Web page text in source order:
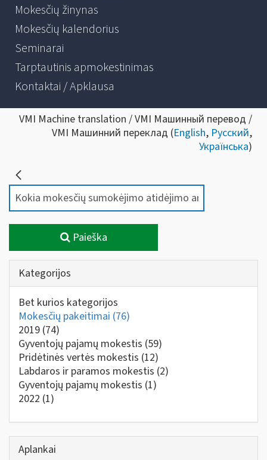
Mokesčių žinynas
Mokesčių kalendorius
Seminarai
Tarptautinis apmokestinimas
Kontaktai / Apklausa
VMI Machine translation / VMI Машинный перевод /
VMI Машинний переклад (English, Русский,
Українська)
Paieška
Kategorijos
Bet kurios kategorijos
Mokesčių pakeitimai (76)
2019 (74)
Gyventojų pajamų mokestis (59)
Pridėtinės vertės mokestis (12)
Labdaros ir paramos mokestis (2)
Gyventojų pajamų mokestis (1)
2022 (1)
Aplankai